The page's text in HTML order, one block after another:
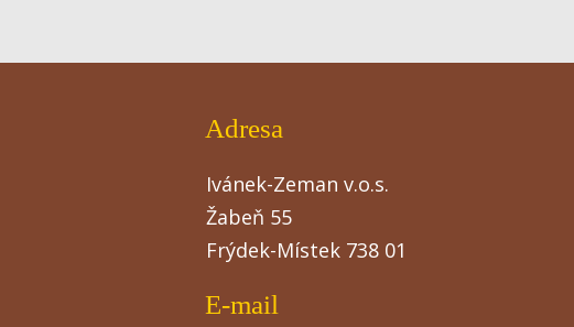
Adresa
Ivánek-Zeman v.o.s.
Žabeň 55
Frýdek-Místek 738 01
E-mail